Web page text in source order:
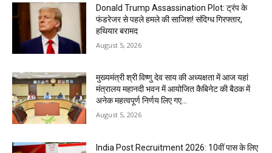
Donald Trump Assassination Plot: ट्रंप के
फंडरेजर से पहले हमले की साजिश! संदिग्ध गिरफ्तार,
हथियार बरामद
August 5, 2026
मुख्यमंत्री श्री विष्णु देव साय की अध्यक्षता में आज यहां
मंत्रालय महानदी भवन में आयोजित कैबिनेट की बैठक में
अनेक महत्वपूर्ण निर्णय लिए गए...
August 5, 2026
India Post Recruitment 2026: 10वीं पास के लिए